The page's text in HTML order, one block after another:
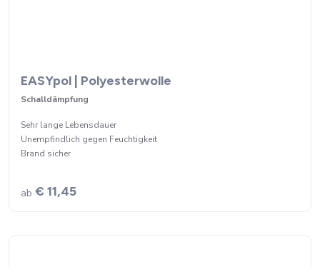
EASYpol | Polyesterwolle
Schalldämpfung
Sehr lange Lebensdauer
Unempfindlich gegen Feuchtigkeit
Brand sicher
ab € 11,45